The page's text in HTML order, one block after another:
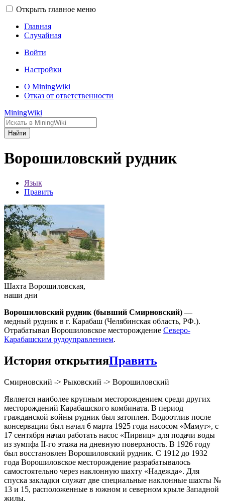
Открыть главное меню
Главная
Случайная
Войти
Настройки
О MiningWiki
Отказ от ответственности
MiningWiki
Найти
Ворошиловский рудник
Язык
Править
Шахта Ворошиловская,
наши дни
Ворошиловский рудник (бывший Смирновский) —
медный рудник в г. Карабаш (Челябинская область, РФ.).
Отрабатывал Ворошиловское месторождение Северо-
Карабашским рудоуправлением.
История открытияПравить
Смирновский -> Рыковский -> Ворошиловский
Является наиболее крупным месторождением среди других
месторождений Карабашского комбината. В период
гражданской войны рудник был затоплен. Водоотлив после
консервации был начал 6 марта 1925 года насосом «Мамут», с
17 сентября начал работать насос «Пирвиц» для подачи воды
из зумпфа II-го этажа на дневную поверхность. В 1926 году
был восстановлен Ворошиловский рудник. С 1912 до 1932
года Ворошиловское месторождение разрабатывалось
самостоятельно через наклонную шахту «Надежда». Для
спуска закладки служат две специальные наклонные шахты №
13 и 15, расположенные в южном и северном крыле Западной
жилы.